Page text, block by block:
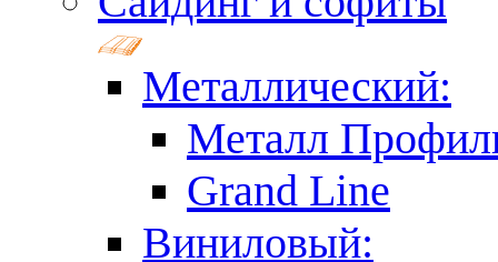
Металлический:
Металл
Grand Line
Виниловый: